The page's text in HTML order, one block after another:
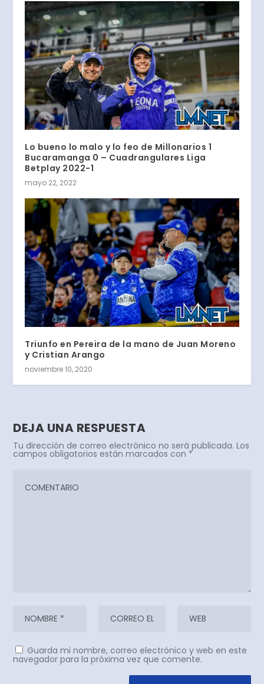
Lo bueno lo malo y lo feo de Millonarios 1
Bucaramanga 0 – Cuadrangulares Liga
Betplay 2022-1
mayo 22, 2022
Triunfo en Pereira de la mano de Juan Moreno
y Cristian Arango
noviembre 10, 2020
DEJA UNA RESPUESTA
Tu dirección de correo electrónico no será publicada. Los
campos obligatorios están marcados con *
Guarda mi nombre, correo electrónico y web en este
navegador para la próxima vez que comente.